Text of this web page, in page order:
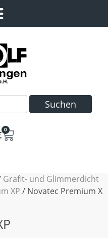
Suchen
0
Grafit- und Glimmerdicht
XP / Novatec Premium X